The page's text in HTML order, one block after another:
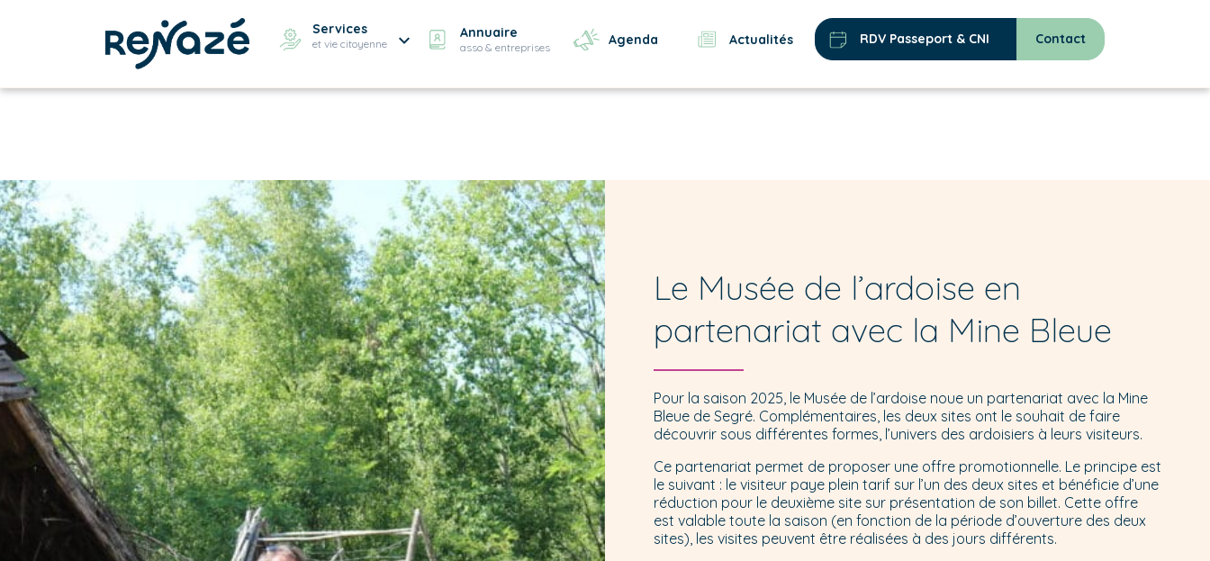
Services
et vie citoyenne
Annuaire
asso & entreprises Agenda Actualités RDV Passeport & CNI Contact
Le Musée de l’ardoise en
partenariat avec la Mine Bleue
Pour la saison 2025, le Musée de l’ardoise noue un partenariat avec la Mine
Bleue de Segré. Complémentaires, les deux sites ont le souhait de faire
découvrir sous différentes formes, l’univers des ardoisiers à leurs visiteurs.
Ce partenariat permet de proposer une offre promotionnelle. Le principe est
le suivant : le visiteur paye plein tarif sur l’un des deux sites et bénéficie d’une
réduction pour le deuxième site sur présentation de son billet. Cette offre
est valable toute la saison (en fonction de la période d’ouverture des deux
sites), les visites peuvent être réalisées à des jours différents.